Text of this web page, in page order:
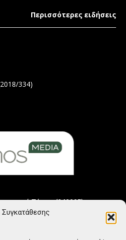
Συγκατάθεσης
Περισσότερες ειδήσεις
334)
Τύπου (242225)